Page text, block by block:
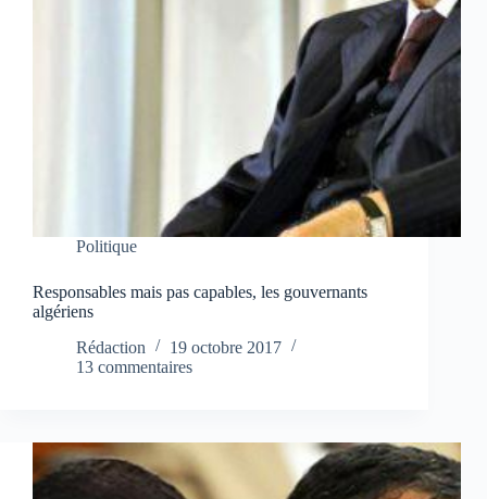
Politique
Responsables mais pas capables, les gouvernants
algériens
Rédaction
19 octobre 2017
13 commentaires